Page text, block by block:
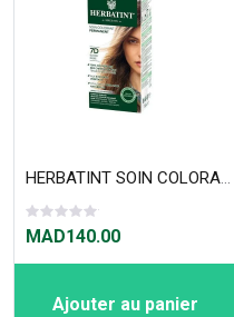
HERBATINT SOIN COLORANT PERMANENT 7D
MAD140.00
Ajouter au panier